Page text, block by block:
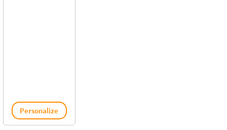
Personalize